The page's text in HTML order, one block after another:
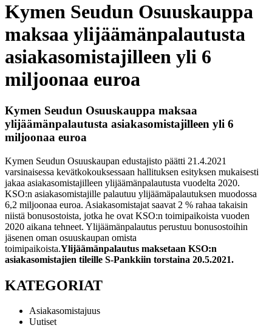
Kymen Seudun Osuuskauppa
maksaa ylijäämänpalautusta
asiakasomistajilleen yli 6
miljoonaa euroa
Kymen Seudun Osuuskauppa maksaa
ylijäämänpalautusta asiakasomistajilleen yli 6
miljoonaa euroa
Kymen Seudun Osuuskaupan edustajisto päätti 21.4.2021
varsinaisessa kevätkokouksessaan hallituksen esityksen mukaisesti
jakaa asiakasomistajilleen ylijäämänpalautusta vuodelta 2020.
KSO:n asiakasomistajille palautuu ylijäämäpalautuksen muodossa
6,2 miljoonaa euroa. Asiakasomistajat saavat 2 % rahaa takaisin
niistä bonusostoista, jotka he ovat KSO:n toimipaikoista vuoden
2020 aikana tehneet. Ylijäämänpalautus perustuu bonusostoihin
jäsenen oman osuuskaupan omista
toimipaikoista.Ylijäämänpalautus maksetaan KSO:n
asiakasomistajien tileille S-Pankkiin torstaina 20.5.2021.
KATEGORIAT
Asiakasomistajuus
Uutiset